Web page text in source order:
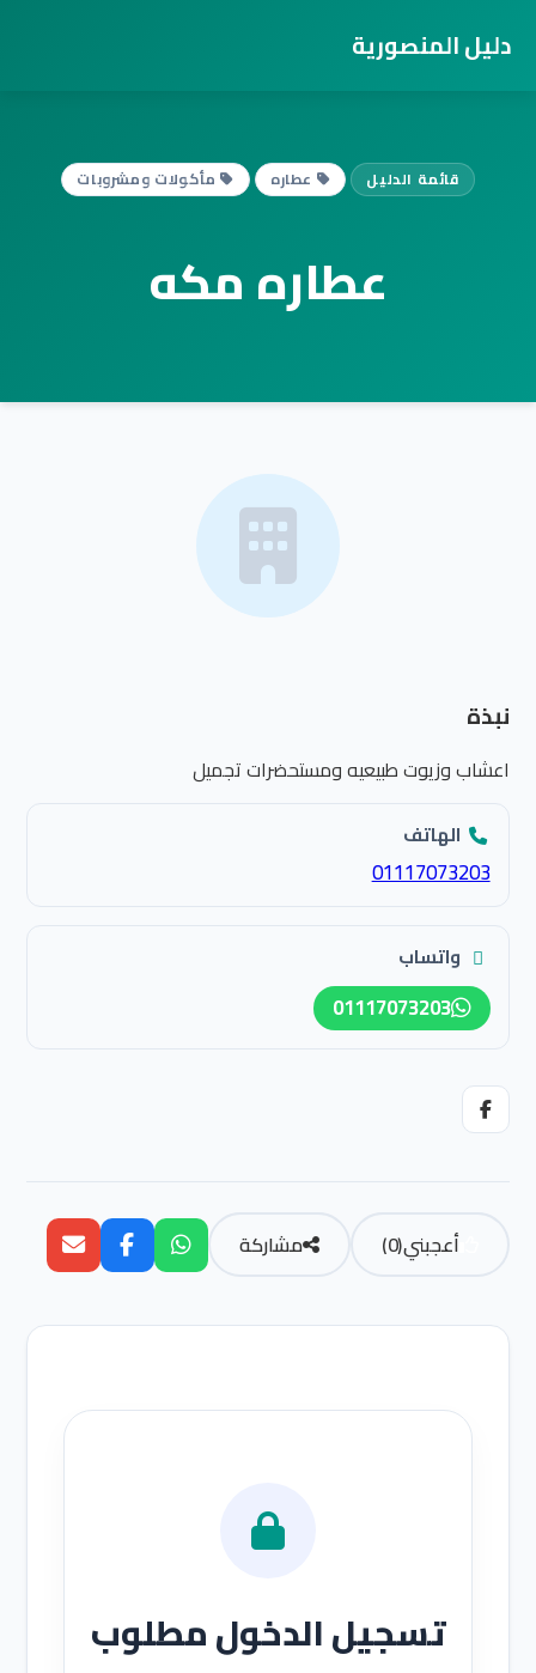
دليل المنصورية
قائمة الدليل عطاره مأكولات ومشروبات
عطاره مكه
نبذة
اعشاب وزيوت طبيعيه ومستحضرات تجميل
الهاتف
01117073203
واتساب
01117073203
أعجبني(
0
) مشاركة
تسجيل الدخول مطلوب